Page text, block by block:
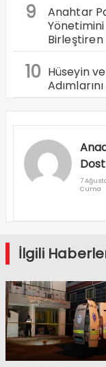
9
Anahtar
Yönetimini
Birleştiren
10 Hüseyin
7
Cuma
İlgili